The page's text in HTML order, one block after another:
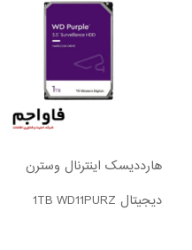
هارددیسک اینترنال وسترن
دیجیتال 1TB WD11PURZ